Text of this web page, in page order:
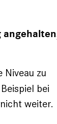
Niveau zu
bei
weiter.